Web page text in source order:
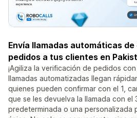
Envía llamadas automáticas
pedidos a tus clientes en
¡Agiliza la verificación de pedidos
llamadas automatizadas llegan
quienes pueden confirmar con el 1,
que se les devuelva la llamada con el
predeterminada o una personalizada